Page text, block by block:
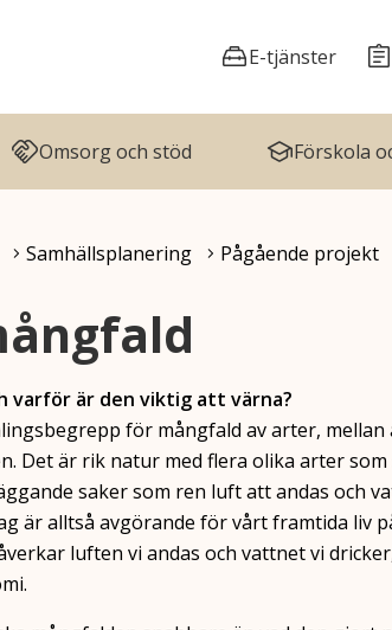
E-tjänster
Omsorg och stöd Förskola
Samhällsplanering Pågående projekt
varför är den viktig att värna?
för mångfald av arter, mellan
Det är rik natur med flera olika arter som
saker som ren luft att andas och
är alltså avgörande för vårt framtida liv
luften vi andas och vattnet vi